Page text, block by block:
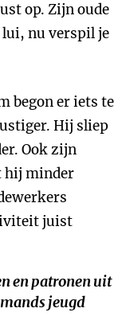
op. Zijn oude
nu verspil je
begon er iets te
Hij sliep
Ook zijn
hij minder
juist
en patronen uit
jeugd